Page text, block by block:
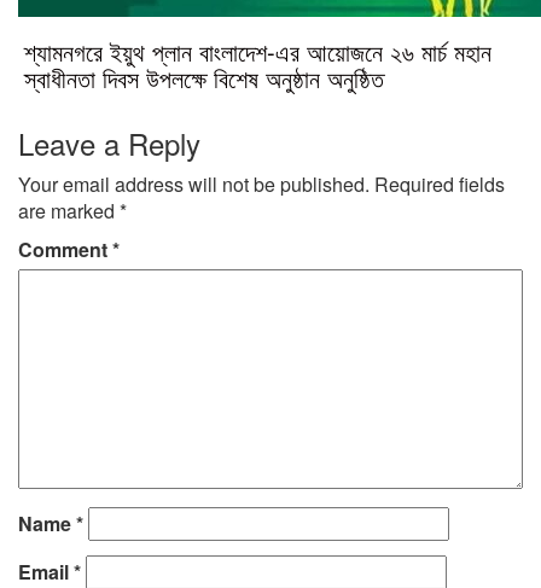
শ্যামনগরে ইয়ুথ প্লান বাংলাদেশ-এর আয়োজনে ২৬ মার্চ মহান
স্বাধীনতা দিবস উপলক্ষে বিশেষ অনুষ্ঠান অনুষ্ঠিত
Leave a Reply
Your email address will not be published. Required fields
are marked *
Comment*
Name*
Email*